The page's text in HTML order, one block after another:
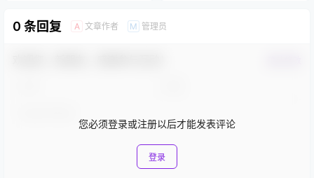
0 条回复 A 文章作者 M 管理员
您必须登录或注册以后才能发表评论
登录